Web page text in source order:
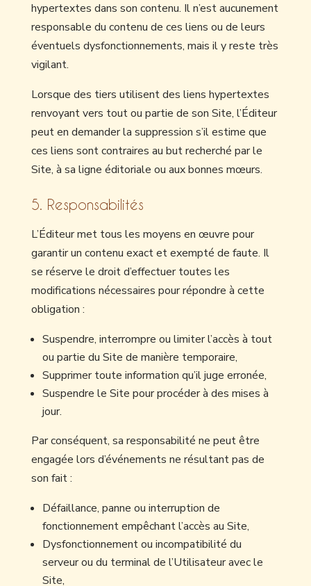
hypertextes dans son contenu. Il n’est aucunement
responsable du contenu de ces liens ou de leurs
éventuels dysfonctionnements, mais il y reste très
vigilant.
Lorsque des tiers utilisent des liens hypertextes
renvoyant vers tout ou partie de son Site, l’Éditeur
peut en demander la suppression s’il estime que
ces liens sont contraires au but recherché par le
Site, à sa ligne éditoriale ou aux bonnes mœurs.
5. Responsabilités
L’Éditeur met tous les moyens en œuvre pour
garantir un contenu exact et exempté de faute. Il
se réserve le droit d’effectuer toutes les
modifications nécessaires pour répondre à cette
obligation :
Suspendre, interrompre ou limiter l’accès à tout
ou partie du Site de manière temporaire,
Supprimer toute information qu’il juge erronée,
Suspendre le Site pour procéder à des mises à
jour.
Par conséquent, sa responsabilité ne peut être
engagée lors d’événements ne résultant pas de
son fait :
Défaillance, panne ou interruption de
fonctionnement empêchant l’accès au Site,
Dysfonctionnement ou incompatibilité du
serveur ou du terminal de l’Utilisateur avec le
Site,